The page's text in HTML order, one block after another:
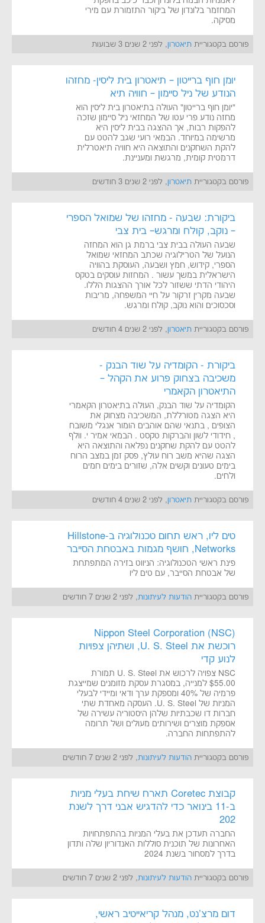
המחזמר בלונדון של ביקור התזמורת עם מירי
מסיקה.
פורסם בקטגוריית תיאטרון, לפני 2 שנים 3 שבועות
יומן חוף ברייטון – תיאטרון בית ליסין- מחזהו
הנודע של ניל סיימון – חוויה תיא
"יומן חוף ברייטון" העולה בתיאטרון בית ליסין הוא
מחזה נודע פרי עטו של המחזאי ניל סיימון שזכה
להפקות רבות, אך ההצגה בבית ליסין היא
מרשימה במיוחד. הבמאי רועי שגב להטט עם
להקת השחקנים והתוצאה היא חוויה תיאטרלית
דרמטית קומית, מרגשת ומעניינת.
פורסם בקטגוריית תיאטרון, לפני 2 שנים 3 חודשים
ביקורת: שבעה - מחזהו של שמואל הספרי
– נוקב, קולח ומרגש– בית צבי
שבעה העולה בבית צבי ברמת גן הוא המחזה
הנועל של הטרילוגיה שכתב המחזאי שמואל
הספרי, קידוש, חמץ ושבעה, העוסקת בהוויה
הישראלית במשך עשור . המחזות עוסקים בטקס
היהודי הדתי ששזור לכל אורך ההצגות הללו.
שבעה מקרין זרקור על חיי המשפחה, מריבות
וסכסוכים והוא נוקב, קולח ומרגש.
פורסם בקטגוריית תיאטרון, לפני 2 שנים 4 חודשים
ביקורת - הקומדיה על שוד הבנק -
משכיבה בצחוק פרוע את הקהל –
התיאטרון הקאמרי
הקומדיה על שוד הבנק, העולה בתיאטרון הקאמרי
היא הצגה מטורללת, המשכיבה מצחוק את
הצופים , בתנאי שהם אוהבים הומור אנגלי משובח
, חידודי לשון והברקות טקסט . הבמאי אמיר י. וולף
להטט עם להקת שחקנים נפלאה והתוצאה היא
הצגה שהיא משב רוח עולץ, פסק זמן במצב הרוח
בימים טעונים וקשים אלה, שזורים בימים חמים
ולחים.
פורסם בקטגוריית תיאטרון, לפני 2 שנים 4 חודשים
טים ליו, ראש תחום טכנולוגיה ב-Hillstone
Networks, חושף מגמות באבטחת הסייבר
פינת ראשי הטכנולוגיה: הניווט בזירה המתפתחת
של אבטחת הסייבר, עם טים ליו
פורסם בקטגוריית הודעות לעיתונות, לפני 2 שנים 7 חודשים
Nippon Steel Corporation (NSC)
רוכשת את U. S. Steel, ושתיהן צפויות
לנוע קדי
NSC צפויה לרכוש את U. S. Steel תמורת
$55.00 למנייה, במסגרת עסקת מזומנים שמייצגת
פרמיה של 40% ומספקת ערך ודאי ומיידי לבעלי
המניות של U. S. Steel. העסקה מאחדת שתי
חברות דו שכבתיות שלהן היסטוריה עשירה של
אספקת מוצרים ושירותים מעולים ושל תרומה
להתפתחות החברה.
פורסם בקטגוריית הודעות לעיתונות, לפני 2 שנים 7 חודשים
קבוצת Coretec תארח שיחת בעלי מניות
ב-11 בינואר כדי להדגיש אבני דרך לשנת
202
החברה תעדכן את בעלי המניות בהתפתחויות
האחרונות של תוכנית סוללות האנדוריון שלה ותדון
בדרך למסחור בשנת 2024
פורסם בקטגוריית הודעות לעיתונות, לפני 2 שנים 7 חודשים
דום מרצ'נט, מנהל קריאייטיב ראשי,